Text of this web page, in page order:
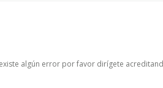
algún error por favor dirígete